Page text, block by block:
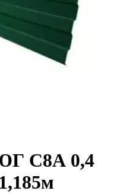
С8А 0,4